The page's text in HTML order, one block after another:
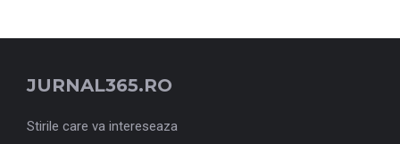
JURNAL365.RO
Stirile care va intereseaza